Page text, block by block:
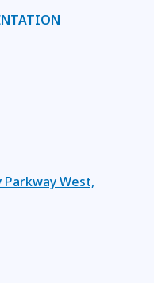
Parkway West,